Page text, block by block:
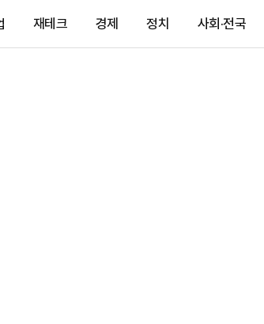
재테크 경제 정치 사회·전국